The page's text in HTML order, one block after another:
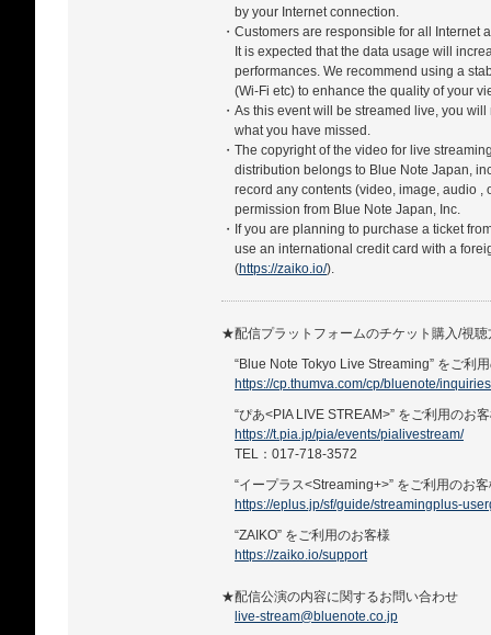
by your Internet connection.
・Customers are responsible for all Internet
It is expected that the data usage will
performances. We recommend using a
(Wi-Fi etc) to enhance the quality of your
・As this event will be streamed live, you
what you have missed.
・The copyright of the video for live
distribution belongs to Blue Note Japan,
record any contents (video, image, audio
permission from Blue Note Japan, Inc.
・If you are planning to purchase a ticket
use an international credit card with a
(https://zaiko.io/).
★配信プラットフォームのチケット購入/視
“Blue Note Tokyo Live Streaming” をご利
https://cp.thumva.com/cp/bluenote/inquiries
“ぴあ<PIA LIVE STREAM>” をご利用のお
https://t.pia.jp/pia/events/pialivestream/
TEL：017-718-3572
“イープラス<Streaming+>” をご利用のお
https://eplus.jp/sf/guide/streamingplus-
“ZAIKO” をご利用のお客様
https://zaiko.io/support
★配信公演の内容に関するお問い合わせ
live-stream@bluenote.co.jp